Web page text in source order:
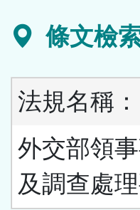
條文檢
法規名稱：
外交部領
及調查處